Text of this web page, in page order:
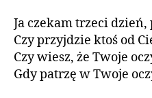
Ja czekam trzeci
Czy przyjdzie ktoś od
Czy wiesz, że Twoje
Gdy patrzę w Twoje